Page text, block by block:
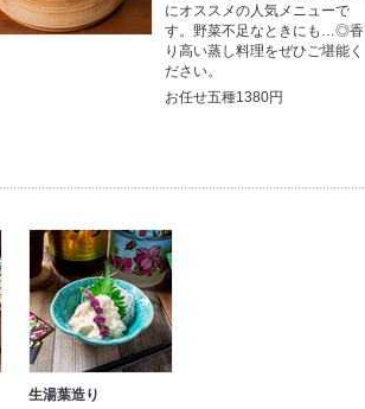
にオススメの人気メニューで
す。野菜不足なときにも…◎香
り高い蒸し料理をぜひご堪能く
ださい。
お任せ五種1380円
生湯葉造り